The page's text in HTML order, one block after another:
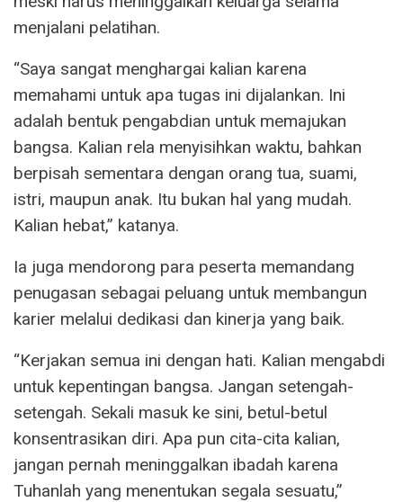
menjalani pelatihan.
“Saya sangat menghargai kalian karena
memahami untuk apa tugas ini dijalankan. Ini
adalah bentuk pengabdian untuk memajukan
bangsa. Kalian rela menyisihkan waktu, bahkan
berpisah sementara dengan orang tua, suami,
istri, maupun anak. Itu bukan hal yang mudah.
Kalian hebat,” katanya.
Ia juga mendorong para peserta memandang
penugasan sebagai peluang untuk membangun
karier melalui dedikasi dan kinerja yang baik.
“Kerjakan semua ini dengan hati. Kalian mengabdi
untuk kepentingan bangsa. Jangan setengah-
setengah. Sekali masuk ke sini, betul-betul
konsentrasikan diri. Apa pun cita-cita kalian,
jangan pernah meninggalkan ibadah karena
Tuhanlah yang menentukan segala sesuatu,”